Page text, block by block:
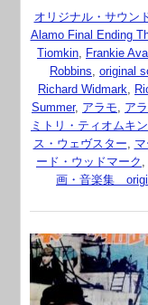
オリジナル・サウン
Alamo Final Ending
Tiomkin
Frankie
Robbins original
Richard Widmark
Summer, アラモ ア
ミトリ・ティオムキン
ス・ウェヴスター
ード・ウッドマーク
画・音楽集